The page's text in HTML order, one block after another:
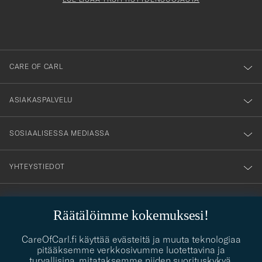
Räätälöimme kokemuksesi!
CareOfCarl.fi käyttää evästeitä ja muuta teknologiaa
pitääksemme verkkosivumme luotettavina ja
dig
till
vårt
nyhetsbrev!
CARE OF CARL
ASIAKASPALVELU
SOSIAALISESSA MEDIASSA
YHTEYSTIEDOT
contact@careofcarl.com
PUKEUTUMISNEUVONTA
Kaipaatko apua oman tyylisi löytämiseen? Me autamme sinua
mielellämme!